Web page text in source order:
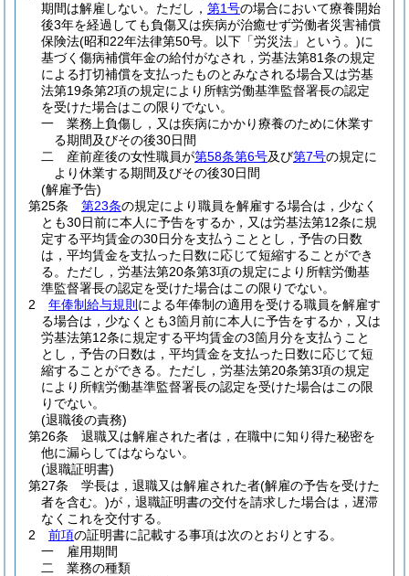
期間は解雇しない。 ただし， 第1号の場合において療養開始
後3年を経過しても負傷又は疾病が治癒せず労働者災害補償
保険法(昭和22年法律第50号。以下「労災法」という。)に
基づく傷病補償年金の給付がなされ，労基法第81条の規定
による打切補償を支払ったものとみなされる場合又は労基
法第19条第2項の規定により所轄労働基準監督署長の認定
を受けた場合はこの限りでない。
一
業務上負傷し，又は疾病にかかり療養のために休業す
る期間及びその後30日間
二
産前産後の女性職員が第58条第6号及び第7号の規定に
より休業する期間及びその後30日間
(解雇予告)
第25条
第23条の規定により職員を解雇する場合は，少なく
とも30日前に本人に予告をするか，又は労基法第12条に規
定する平均賃金の30日分を支払うこととし，予告の日数
は，平均賃金を支払った日数に応じて短縮することができ
る。 ただし，労基法第20条第3項の規定により所轄労働基
準監督署長の認定を受けた場合はこの限りでない。
2
年俸制給与規則 による年俸制の適用を受ける職員を解雇す
る場合は，少なくとも3箇月前に本人に予告をするか，又は
労基法第12条に規定する平均賃金の3箇月分を支払うこと
とし，予告の日数は，平均賃金を支払った日数に応じて短
縮することができる。 ただし，労基法第20条第3項の規定
により所轄労働基準監督署長の認定を受けた場合はこの限
りでない。
(退職後の責務)
第26条
退職又は解雇された者は，在職中に知り得た秘密を
他に漏らしてはならない。
(退職証明書)
第27条
学長は，退職又は解雇された者(解雇の予告を受けた
者を含む。)が，退職証明書の交付を請求した場合は，遅滞
なくこれを交付する。
2
前項の証明書に記載する事項は次のとおりとする。
一
雇用期間
二
業務の種類